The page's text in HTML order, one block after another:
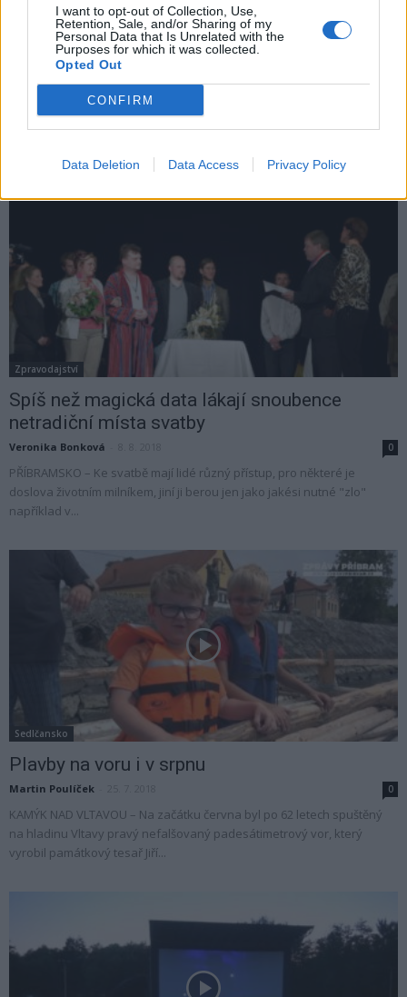
I want to opt-out of Collection, Use,
Retention, Sale, and/or Sharing of my
Personal Data that Is Unrelated with the
Purposes for which it was collected.
Opted Out
CONFIRM
Data Deletion Data Access Privacy Policy
O čem se mluví
V Příbrami se staví nové obchodní centrum
Veronika Bonková - 5. 10. 2018
PŘÍBRAM – Už delší dobu řeší veřejnost nejen na sociálních sítích, jaká
stavba vzniká v sousedství firmy Karsit a obchodního centra Lidl.
Zpravodajství
Spíš než magická data lákají snoubence
netradiční místa svatby
Veronika Bonková 0
PŘÍBRAMSKO – Ke svatbě mají lidé různý přístup, pro některé je
doslova životním milníkem, jiní ji berou jen jako jakési nutné "zlo"
například v...
Sedlčansko
Plavby na voru i v srpnu
Martin Poulíček 0
KAMÝK NAD VLTAVOU – Na začátku června byl po 62 letech spuštěný
na hladinu Vltavy pravý nefalšovaný padesátimetrový vor, který
vyrobil památkový tesař Jiří...